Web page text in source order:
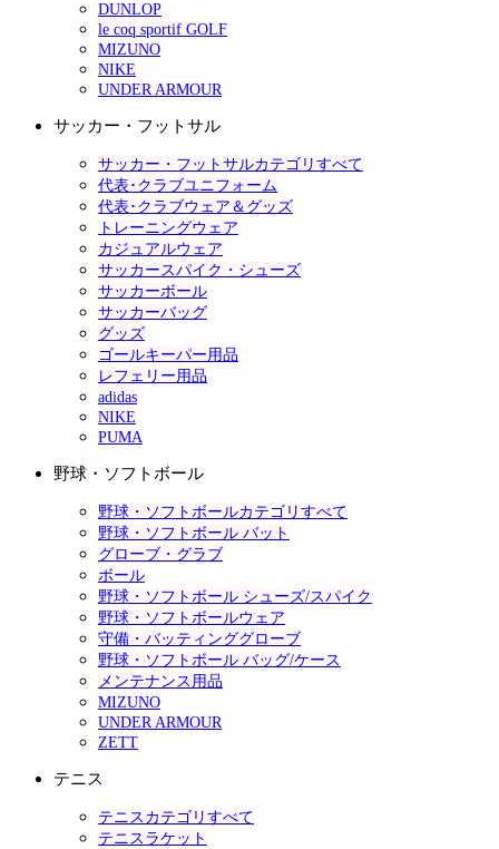
DUNLOP
le coq sportif GOLF
MIZUNO
NIKE
UNDER ARMOUR
サッカー・フットサル
サッカー・フットサルカテゴリすべて
代表･クラブユニフォーム
代表･クラブウェア＆グッズ
トレーニングウェア
カジュアルウェア
サッカースパイク・シューズ
サッカーボール
サッカーバッグ
グッズ
ゴールキーパー用品
レフェリー用品
adidas
NIKE
PUMA
野球・ソフトボール
野球・ソフトボールカテゴリすべて
野球・ソフトボール バット
グローブ・グラブ
ボール
野球・ソフトボール シューズ/スパイク
野球・ソフトボールウェア
守備・バッティンググローブ
野球・ソフトボール バッグ/ケース
メンテナンス用品
MIZUNO
UNDER ARMOUR
ZETT
テニス
テニスカテゴリすべて
テニスラケット